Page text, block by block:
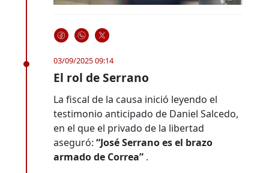
03/09/2025 09:14
El rol de Serrano
La fiscal de la causa inició leyendo el
testimonio anticipado de Daniel Salcedo,
en el que el privado de la libertad
aseguró:“José Serrano es el brazo
armado de Correa” .